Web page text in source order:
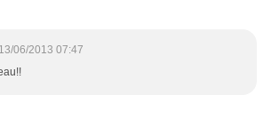
13/06/2013 07:47